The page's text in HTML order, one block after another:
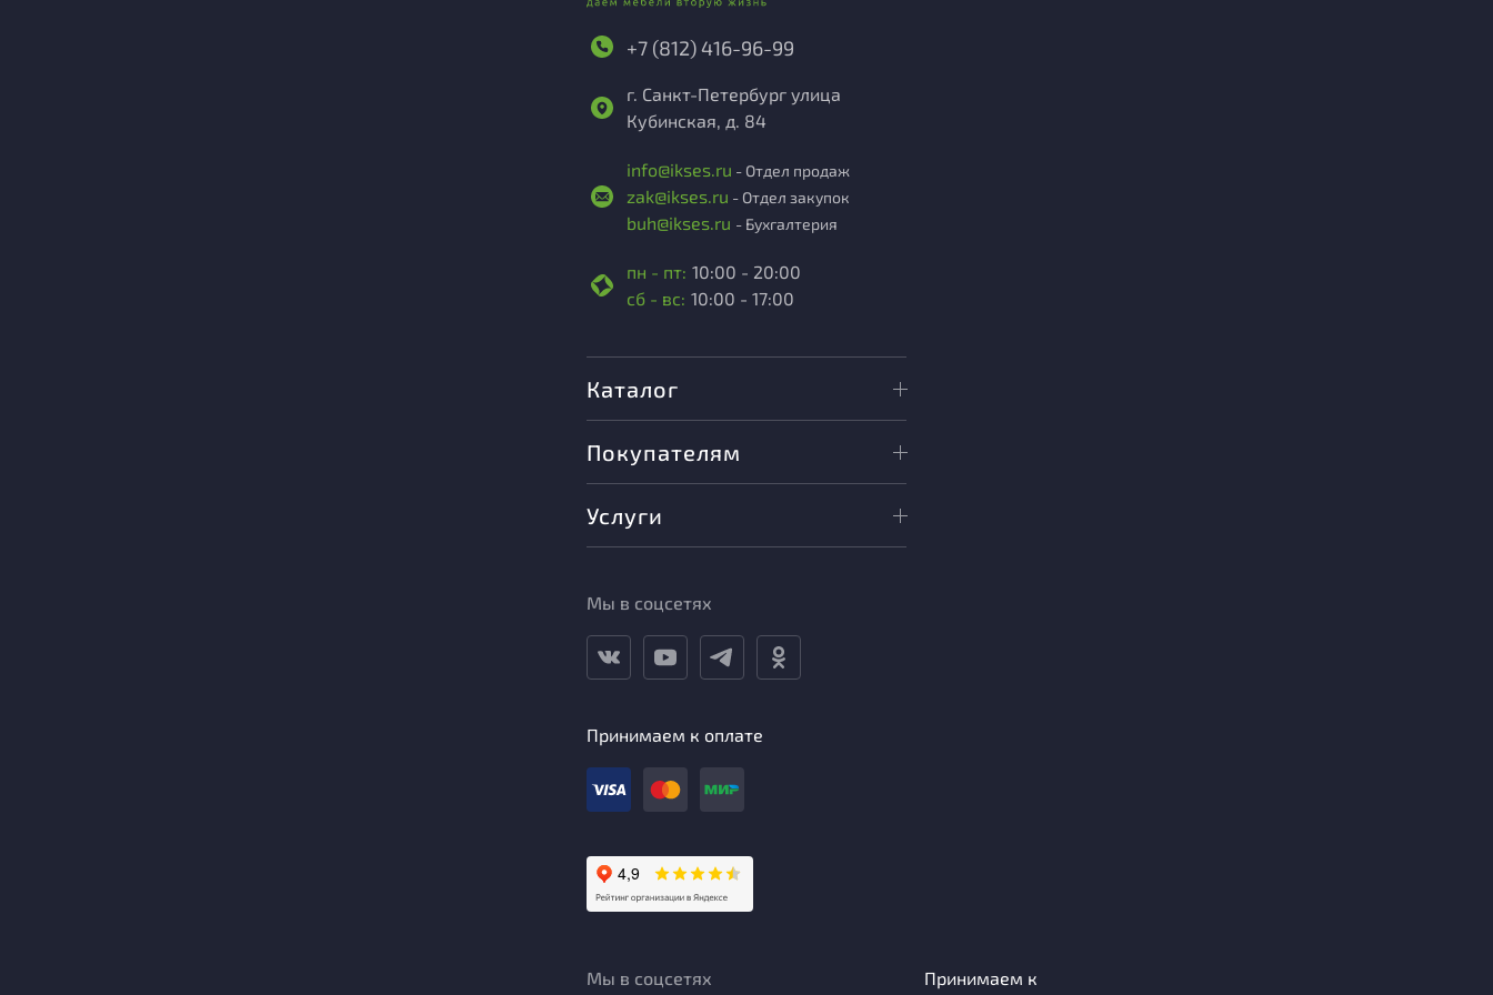
+7 (812) 416-96-99
г. Санкт-Петербург улица
Кубинская, д. 84
info@ikses.ru - Отдел продаж
zak@ikses.ru - Отдел закупок
buh@ikses.ru - Бухгалтерия
пн - пт: 10:00 - 20:00
сб - вс: 10:00 - 17:00
Каталог
Покупателям
Услуги
Мы в соцсетях
Принимаем к оплате
Мы в соцсетях
Принимаем к